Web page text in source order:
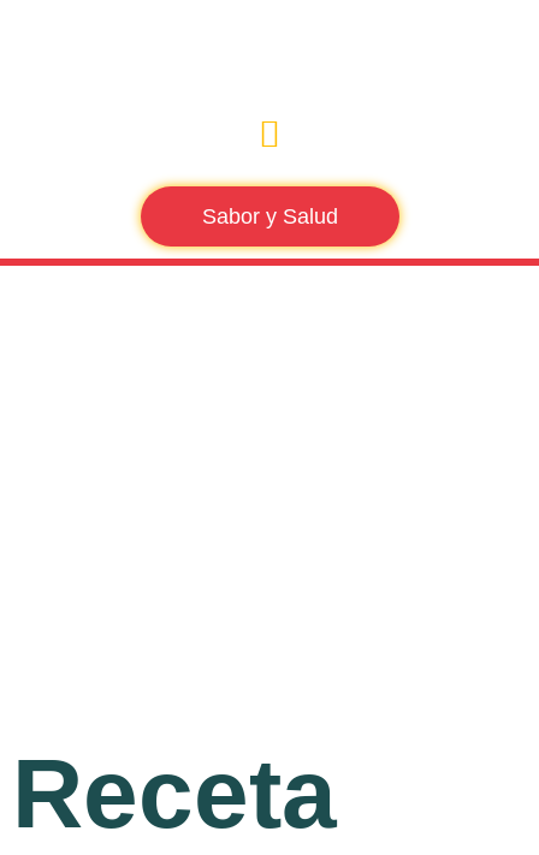
Sabor y Salud
Receta